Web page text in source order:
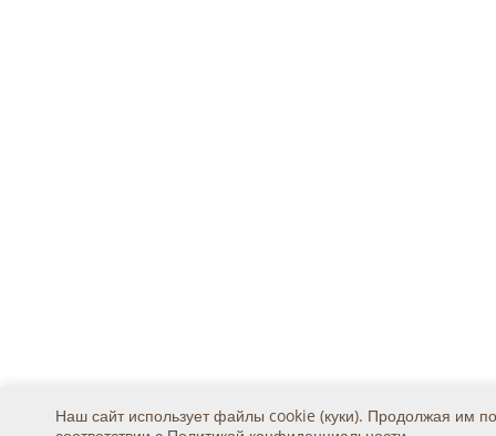
Наш сайт использует файлы cookie (куки). Продолжая им